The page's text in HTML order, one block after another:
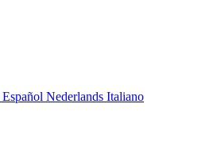
Español Nederlands Italiano